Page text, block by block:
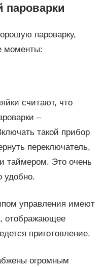
пароварки
пароварку,
моменты:
считают, что
–
такой прибор
переключатель,
таймером. Это очень
удобно.
управления имеют
отображающее
приготовление.
огромным